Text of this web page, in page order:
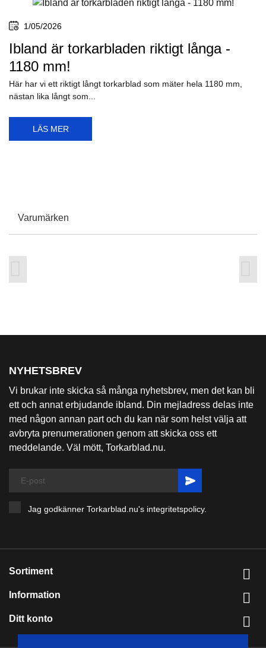
Röd packtejp - vad är det som händer
egentligen?
Vi kör tillfälligt en röd packtejp för att göra reklam för produkten
Dörrglans, därför...
1180 mm!
nästan lika långt som...
 
Vi brukar inte skicka så många nyhetsbrev, men det kan bli
ett och annat erbjudande ibland. Din mejladress delas inte
med någon annan part och du kan när som helst välja att
avbryta prenumerationen genom att skicka oss ett